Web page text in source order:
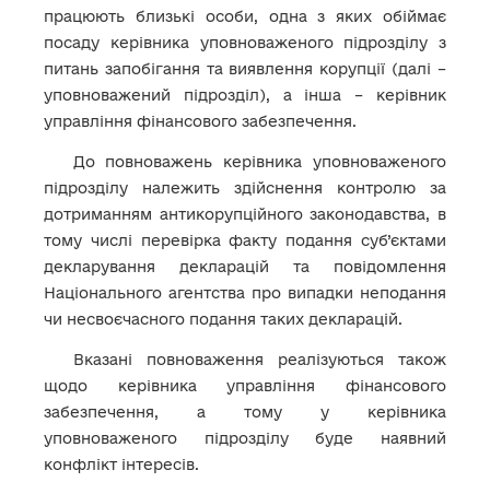
працюють близькі особи, одна з яких обіймає
посаду керівника уповноваженого підрозділу з
питань запобігання та виявлення корупції (далі –
уповноважений підрозділ), а інша – керівник
управління фінансового забезпечення.
До повноважень керівника уповноваженого
підрозділу належить здійснення контролю за
дотриманням антикорупційного законодавства, в
тому числі перевірка факту подання суб’єктами
декларування декларацій та повідомлення
Національного агентства про випадки неподання
чи несвоєчасного подання таких декларацій.
Вказані повноваження реалізуються також
щодо керівника управління фінансового
забезпечення, а тому у керівника
уповноваженого підрозділу буде наявний
конфлікт інтересів.